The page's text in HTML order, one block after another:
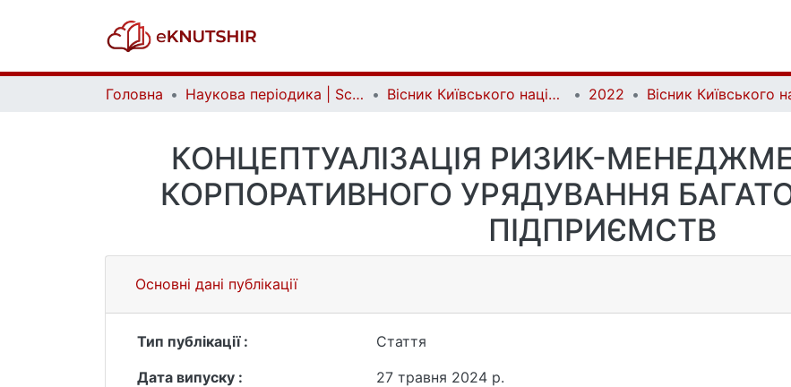
Головна Наукова періодика | Scientific periodicals Вісник Київського національного університету імені Тараса Шевченка. Міжнародні відносини | Bulletin of the Taras Shevchenko National University of Kyiv. International Relations 2022
КОНЦЕПТУАЛІЗАЦІЯ РИЗИК-
КОРПОРАТИВНОГО УРЯДУВАННЯ
ПІДПРИЄМСТВ
Основні дані публікації
Тип публікації :
Стаття
Дата випуску :
27 травня 2024 р.